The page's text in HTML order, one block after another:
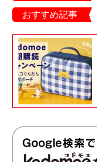
おすすめ記事